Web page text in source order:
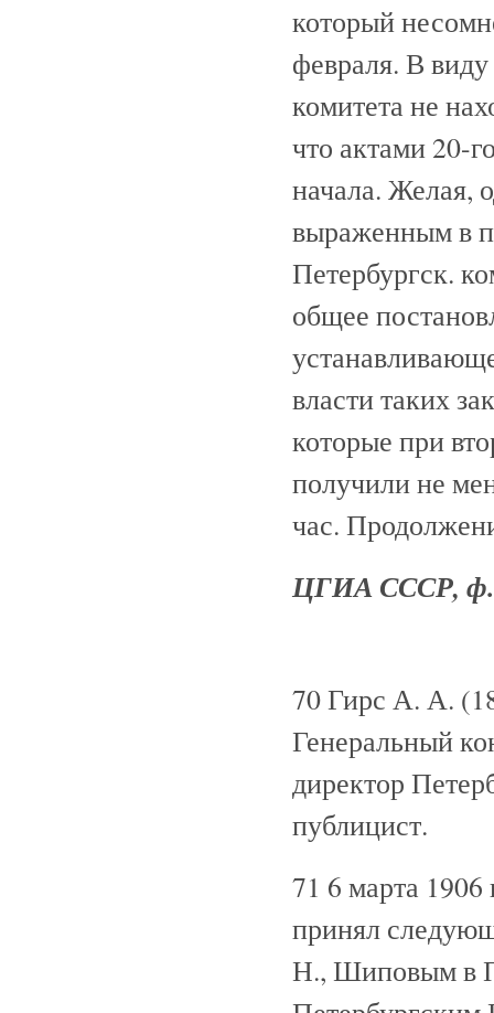
который
февраля. В
комитета не
что актами 20-
начала. Желая,
выраженным в
Петербургск.
общее
власти таких
которые при
получили не
час.
ЦГИА СССР, ф.
70 Гирс А. А.
Генеральный
директор
публицист.
71 6 марта
принял
Н., Шиповым в